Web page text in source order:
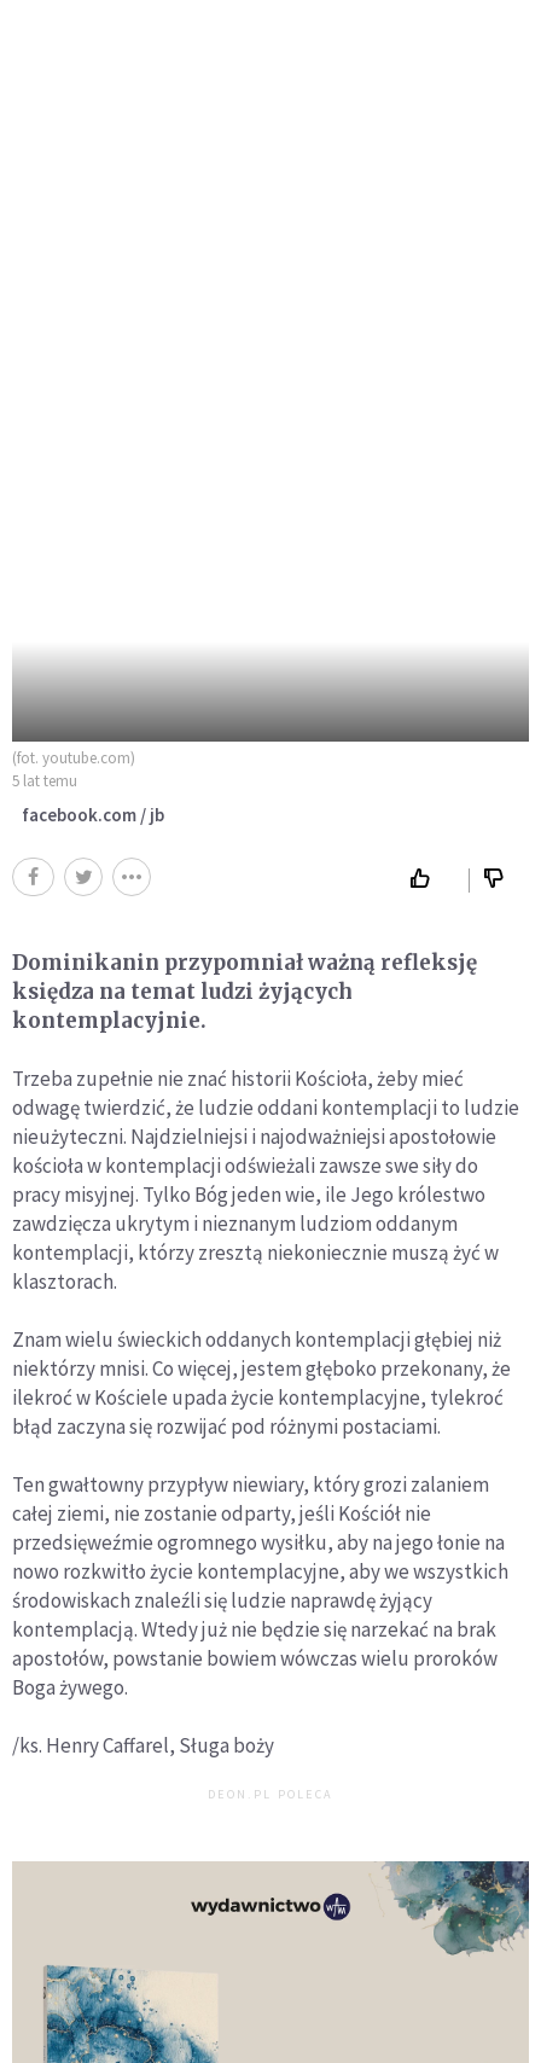
(fot. youtube.com)
5 lat temu
facebook.com / jb
Dominikanin przypomniał ważną refleksję
księdza na temat ludzi żyjących
kontemplacyjnie.
Trzeba zupełnie nie znać historii Kościoła, żeby mieć
odwagę twierdzić, że ludzie oddani kontemplacji to ludzie
nieużyteczni. Najdzielniejsi i najodważniejsi apostołowie
kościoła w kontemplacji odświeżali zawsze swe siły do
pracy misyjnej. Tylko Bóg jeden wie, ile Jego królestwo
zawdzięcza ukrytym i nieznanym ludziom oddanym
kontemplacji, którzy zresztą niekoniecznie muszą żyć w
klasztorach.
Znam wielu świeckich oddanych kontemplacji głębiej niż
niektórzy mnisi. Co więcej, jestem głęboko przekonany, że
ilekroć w Kościele upada życie kontemplacyjne, tylekroć
błąd zaczyna się rozwijać pod różnymi postaciami.
Ten gwałtowny przypływ niewiary, który grozi zalaniem
całej ziemi, nie zostanie odparty, jeśli Kościół nie
przedsięweźmie ogromnego wysiłku, aby na jego łonie na
nowo rozkwitło życie kontemplacyjne, aby we wszystkich
środowiskach znaleźli się ludzie naprawdę żyjący
kontemplacją. Wtedy już nie będzie się narzekać na brak
apostołów, powstanie bowiem wówczas wielu proroków
Boga żywego.
/ks. Henry Caffarel, Sługa boży
DEON.PL POLECA